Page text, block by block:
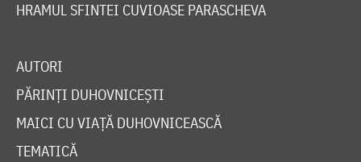
HRAMUL SFINTEI CUVIOASE PARASCHEVA
AUTORI
PĂRINȚI DUHOVNICEȘTI
MAICI CU VIAȚĂ DUHOVNICEASCĂ
TEMATICĂ